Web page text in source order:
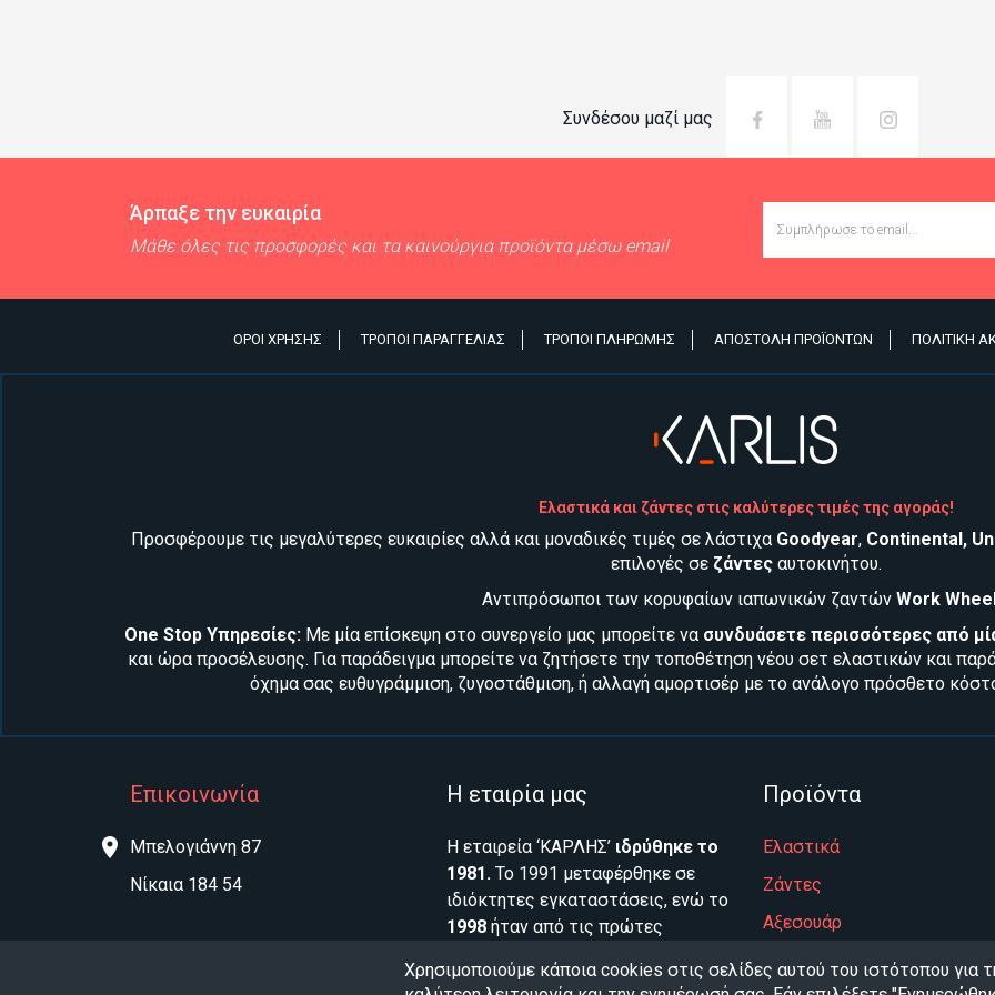
Συνδέσου μαζί μας
Άρπαξε την ευκαιρία
Μάθε όλες τις προσφορές και τα καινούργια προϊόντα μέσω email
Υποσέλιδο
ΌΡΟΙ ΧΡΉΣΗΣ ΤΡΌΠΟΙ ΠΑΡΑΓΓΕΛΊΑΣ ΤΡΌΠΟΙ ΠΛΗΡΩΜΉΣ ΑΠΟΣΤΟΛΉ ΠΡΟΪΌΝΤΩΝ ΠΟΛΙΤΙΚΉ
Ελαστικά και ζάντες στις καλύτερες τιμές της αγοράς!
Προσφέρουμε τις μεγαλύτερες ευκαιρίες αλλά και μοναδικές τιμές σε λάστιχα Goodyear, Continental ,
επιλογές σε ζάντες αυτοκινήτου.
Αντιπρόσωποι των κορυφαίων ιαπωνικών ζαντών Work
One Stop Υπηρεσίες: Με μία επίσκεψη στο συνεργείο μας μπορείτε να συνδυάσετε περισσότερες από
και ώρα προσέλευσης. Για παράδειγμα μπορείτε να ζητήσετε την τοποθέτηση νέου σετ ελαστικών και
όχημα σας ευθυγράμμιση, ζυγοστάθμιση, ή αλλαγή αμορτισέρ με το ανάλογο πρόσθετο
Επικοινωνία
Μπελογιάννη 87
Νίκαια 184 54
Η εταιρία μας
Η εταιρεία ‘ΚΑΡΛΗΣ’ ιδρύθηκε το
1981. Το 1991 μεταφέρθηκε σε
ιδιόκτητες εγκαταστάσεις, ενώ το
1998 ήταν από τις πρώτες
Internet! Από το 2004
Προϊόντα
Ελαστικά
Ζάντες
Αξεσουάρ
Αμορτισέρ
Χρησιμοποιούμε κάποια cookies στις σελίδες αυτού του ιστότοπου για